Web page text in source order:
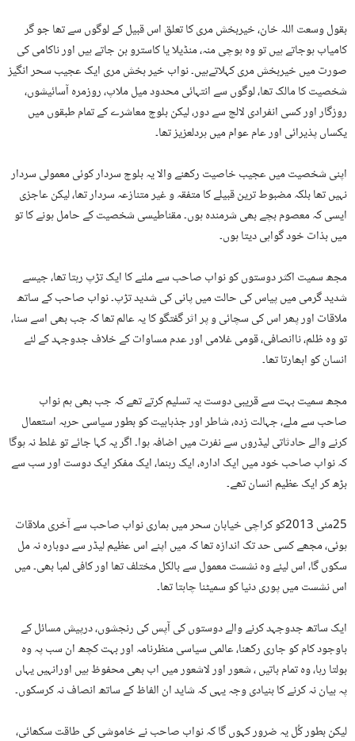
بقول وسعت اللہ خان، خیربخش مری کا تعلق اس قبیل کے لوگوں سے تھا جو گر
کامیاب ہوجاتے ہیں تو وہ ہوچی منہ، منڈیلا یا کاسترو بن جاتے ہیں اور ناکامی کی
صورت میں خیربخش مری کہلاتےہیں۔ نواب خیر بخش مری ایک عجیب سحر انگیز
شخصیت کا مالک تھا، لوگوں سے انتہائی محدود میل ملاپ، روزمرہ آسائیشوں،
روزگار اور کسی انفرادی لالچ سے دور، لیکن بلوچ معاشرے کے تمام طبقوں میں
یکساں پذیرائی اور عام عوام میں ہردلعزیز تھا۔
اپنی شخصیت میں عجیب خاصیت رکھنے والا یہ بلوچ سردار کوئی معمولی سردار
نہیں تھا بلکہ مضبوط ترین قبیلے کا متفقہ و غیر متنازعہ سردار تھا، لیکن عاجزی
ایسی کہ معصوم بچے بھی شرمندہ ہوں۔ مقناطیسی شخصیت کے حامل ہونے کا تو
میں بذات خود گواہی دیتا ہوں۔
مجھ سمیت اکثر دوستوں کو نواب صاحب سے ملنے کا ایک تڑپ رہتا تھا، جیسے
شدید گرمی میں پیاس کی حالت میں پانی کی شدید تڑپ۔ نواب صاحب کے ساتھ
ملاقات اور پھر اس کی سچائی و پر اثر گفتگو کا یہ عالم تھا کہ جب بھی اسے سنا،
تو وہ ظلم، ناانصافی، قومی غلامی اور عدم مساوات کے خلاف جدوجہد کے لئے
انسان کو ابھارتا تھا۔
مجھ سمیت بہت سے قریبی دوست یہ تسلیم کرتے تھے کہ جب بھی ہم نواب
صاحب سے ملے، جہالت زدہ، شاطر اور جذبابیت کو بطور سیاسی حربہ استعمال
کرنے والے حادثاتی لیڈروں سے نفرت میں اضافہ ہوا۔ اگر یہ کہا جائے تو غلط نہ ہوگا
کہ نواب صاحب خود میں ایک ادارہ، ایک رہنما، ایک مفکر ایک دوست اور سب سے
بڑھ کر ایک عظیم انسان تھے۔
25مئی 2013کو کراچی خیابان سحر میں ہماری نواب صاحب سے آخری ملاقات
ہوئی، مجھے کسی حد تک اندازہ تھا کہ میں اپنے اس عظیم لیڈر سے دوبارہ نہ مل
سکوں گا، اس لیئے وہ نشست معمول سے بالکل مختلف تھا اور کافی لمبا بھی۔ میں
اس نشست میں پوری دنیا کو سمیٹنا چاہتا تھا۔
ایک ساتھ جدوجہد کرنے والے دوستوں کی آپس کی رنجشوں، درپیش مسائل کے
باوجود کام کو جاری رکھنا، عالمی سیاسی منظرنامہ اور بہت کچھ ان سب پہ وہ
بولتا رہا، وہ تمام باتیں ، شعور اور لاشعور میں اب بھی محفوظ ہیں اورانہیں یہاں
پہ بیان نہ کرنے کا بنیادی وجہ یہی کہ شاید ان الفاظ کے ساتھ انصاف نہ کرسکوں۔
لیکن بطور کُل یہ ضرور کہوں گا کہ نواب صاحب نے خاموشی کی طاقت سکھائی،